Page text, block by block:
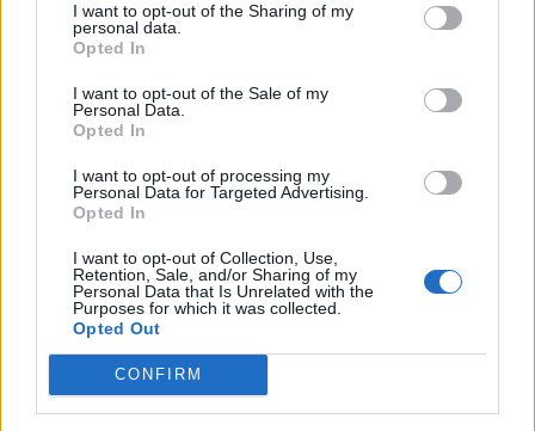
I want to opt-out of the Sharing of my
personal data.
Opted In
I want to opt-out of the Sale of my
Personal Data.
Opted In
I want to opt-out of processing my
Personal Data for Targeted Advertising.
Opted In
I want to opt-out of Collection, Use,
Retention, Sale, and/or Sharing of my
Personal Data that Is Unrelated with the
Purposes for which it was collected.
Opted Out
CONFIRM
μαγευτική Λίμνη του Παπά
20/07/2026 10:44